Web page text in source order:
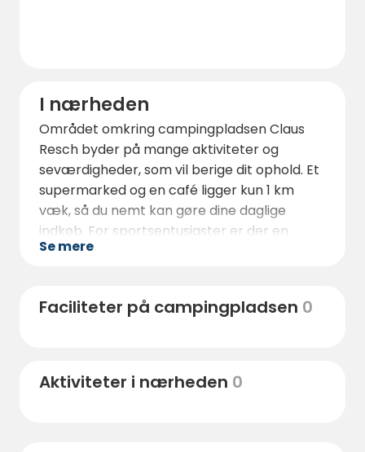
I nærheden
Området omkring campingpladsen Claus
Resch byder på mange aktiviteter og
seværdigheder, som vil berige dit ophold. Et
supermarked og en café ligger kun 1 km
væk, så du nemt kan gøre dine daglige
indkøb. For sportsentusiaster er der en
udendørs pool og tennisbaner kun 3 km
Et absolut højdepunkt er Heiligengeist-
kløften, som ligger kun 2 km fra
og byder på en unik vandreoplevelse.
Se mere
Faciliteter på campingpladsen 0
Aktiviteter i nærheden 0